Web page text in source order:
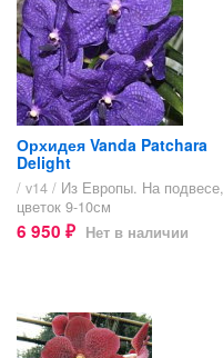
Орхидея Vanda Patchara
Delight
/ v14 / Из Европы. На подвесе,
цветок 9-10см
6 950 ₽ Нет в наличии